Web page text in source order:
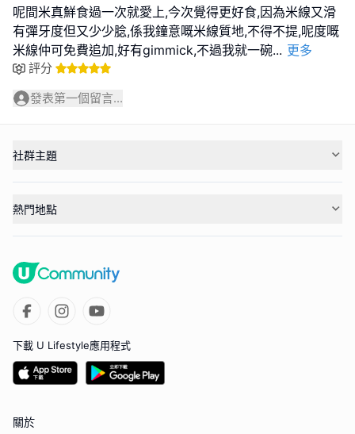
呢間米真鮮食過一次就愛上,今次覺得更好食,因為米線又滑
有彈牙度但又少少腍,係我鐘意嘅米線質地,不得不提,呢度嘅
米線仲可免費追加,好有gimmick,不過我就一碗... 更多
評分
發表第一個留言...
社群主題
熱門地點
下載 U Lifestyle應用程式
關於